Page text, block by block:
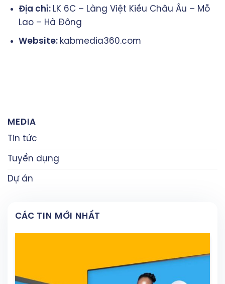
Địa chỉ: LK 6C – Làng Việt Kiều Châu Âu – Mỗ
Lao – Hà Đông
Website: kabmedia360.com
MEDIA
Tin tức
Tuyển dụng
Dự án
CÁC TIN MỚI NHẤT